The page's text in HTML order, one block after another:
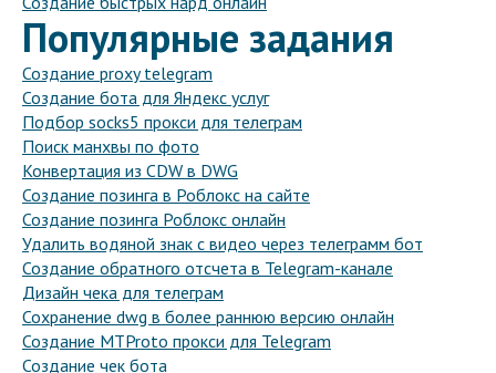
Популярные задания
Создание proxy telegram
Создание бота для Яндекс услуг
Подбор socks5 прокси для телеграм
Поиск манхвы по фото
Конвертация из CDW в DWG
Создание позинга в Роблокс на сайте
Создание позинга Роблокс онлайн
Удалить водяной знак с видео через телеграмм бот
Создание обратного отсчета в Telegram-канале
Дизайн чека для телеграм
Сохранение dwg в более раннюю версию онлайн
Создание MTProto прокси для Telegram
Создание чек бота